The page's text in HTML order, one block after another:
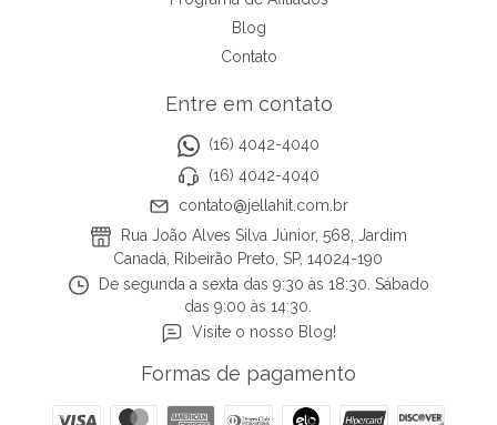
Blog
Contato
Entre em contato
(16) 4042-4040
(16) 4042-4040
contato@jellahit.com.br
Rua João Alves Silva Júnior, 568, Jardim
Canadá, Ribeirão Preto, SP, 14024-190
De segunda a sexta das 9:30 às 18:30. Sábado
das 9:00 às 14:30.
Visite o nosso Blog!
Formas de pagamento